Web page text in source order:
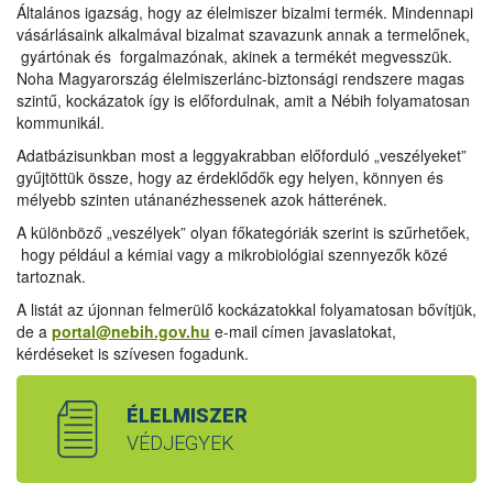
Általános igazság, hogy az élelmiszer bizalmi termék. Mindennapi
vásárlásaink alkalmával bizalmat szavazunk annak a termelőnek,
gyártónak és forgalmazónak, akinek a termékét megvesszük.
Noha Magyarország élelmiszerlánc-biztonsági rendszere magas
szintű, kockázatok így is előfordulnak, amit a Nébih folyamatosan
kommunikál.
Adatbázisunkban most a leggyakrabban előforduló „veszélyeket”
gyűjtöttük össze, hogy az érdeklődők egy helyen, könnyen és
mélyebb szinten utánanézhessenek azok hátterének.
A különböző „veszélyek” olyan főkategóriák szerint is szűrhetőek,
hogy például a kémiai vagy a mikrobiológiai szennyezők közé
tartoznak.
A listát az újonnan felmerülő kockázatokkal folyamatosan bővítjük,
de a portal@nebih.gov.hu e-mail címen javaslatokat,
kérdéseket is szívesen fogadunk.
ÉLELMISZER
VÉDJEGYEK